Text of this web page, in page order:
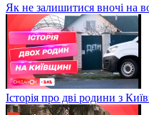
Як не залишитися вночі на
Історія про дві родини з